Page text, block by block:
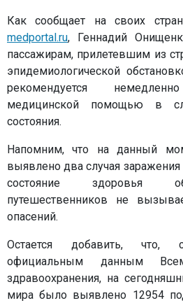
Как сообщает на своих
medportal.ru, Геннадий
пассажирам, прилетевшим из
эпидемиологической
рекомендуется
медицинской помощью в
состояния.
Напомним, что на данный
выявлено два случая
состояние здоровья
путешественников не
опасений.
Остается добавить, что,
официальным данным
здравоохранения, на
мира было выявлено 12954